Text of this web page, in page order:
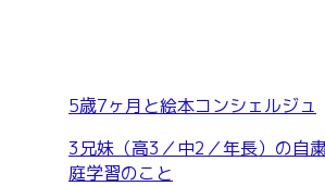
5歳7ヶ月と絵本コンシェルジュ
3兄妹（高3／中2／年長）の自
庭学習のこと